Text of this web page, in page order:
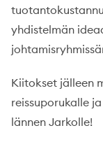
yhdistelmän
Kiitokset jälleen
reissuporukalle
lännen Jarkolle!